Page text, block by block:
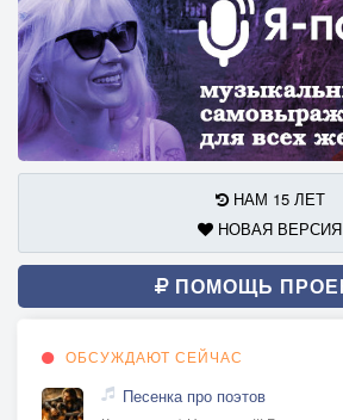
НАМ 15 ЛЕТ
НОВАЯ ВЕРСИЯ
ПОМОЩЬ
ОБСУЖДАЮТ СЕЙЧАС
Песенка про поэтов